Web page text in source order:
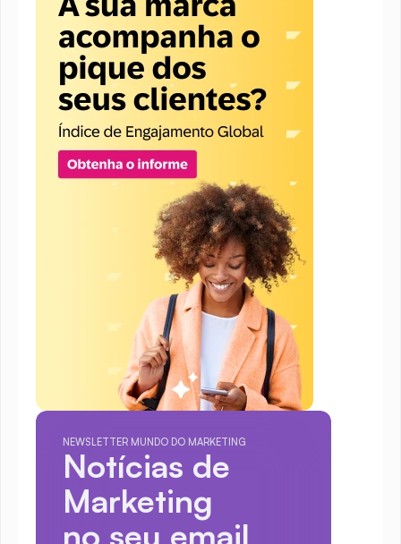
NEWSLETTER MUNDO DO MARKETING
Notícias de
Marketing
no seu email